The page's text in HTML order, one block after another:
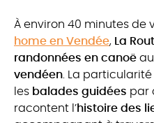
À environ 40 minutes de
home en Vendée, La
randonnées en canoë
vendéen . La
les balades guidées par
racontent l’histoire des